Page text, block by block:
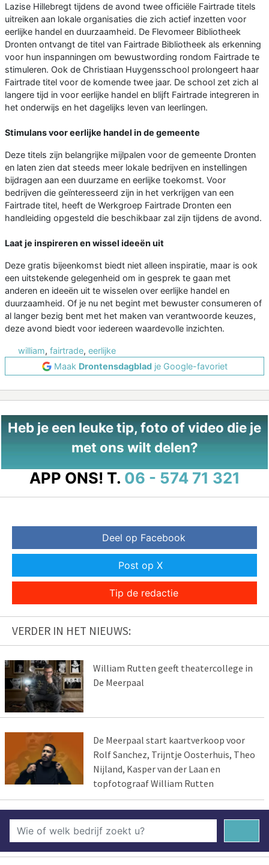
Lazise Hillebregt tijdens de avond twee officiële Fairtrade titels
uitreiken aan lokale organisaties die zich actief inzetten voor
eerlijke handel en duurzaamheid. De Flevomeer Bibliotheek
Dronten ontvangt de titel van Fairtrade Bibliotheek als erkenning
voor hun inspanningen om bewustwording rondom Fairtrade te
stimuleren. Ook de Christiaan Huygensschool prolongeert haar
Fairtrade titel voor de komende twee jaar. De school zet zich al
langere tijd in voor eerlijke handel en blijft Fairtrade integreren in
het onderwijs en het dagelijks leven van leerlingen.
Stimulans voor eerlijke handel in de gemeente
Deze titels zijn belangrijke mijlpalen voor de gemeente Dronten
en laten zien dat steeds meer lokale bedrijven en instellingen
bijdragen aan een duurzame en eerlijke toekomst. Voor
bedrijven die geïnteresseerd zijn in het verkrijgen van een
Fairtrade titel, heeft de Werkgroep Fairtrade Dronten een
handleiding opgesteld die beschikbaar zal zijn tijdens de avond.
Laat je inspireren en wissel ideeën uit
Deze gratis bijeenkomst biedt niet alleen inspiratie, maar is ook
een uitstekende gelegenheid om in gesprek te gaan met
anderen en ideeën uit te wisselen over eerlijke handel en
duurzaamheid. Of je nu net begint met bewuster consumeren of
al langer bezig bent met het maken van verantwoorde keuzes,
deze avond biedt voor iedereen waardevolle inzichten.
william, fairtrade, eerlijke
Maak Drontensdagbladje Google-favoriet
Heb je een leuke tip, foto of video die je
met ons wilt delen?
APP ONS! T. 06 - 574 71 321
Deel op Facebook
Post op X
Tip de redactie
VERDER IN HET NIEUWS:
William Rutten geeft theatercollege in
De Meerpaal
De Meerpaal start kaartverkoop voor
Rolf Sanchez, Trijntje Oosterhuis, Theo
Nijland, Kasper van der Laan en
topfotograaf William Rutten